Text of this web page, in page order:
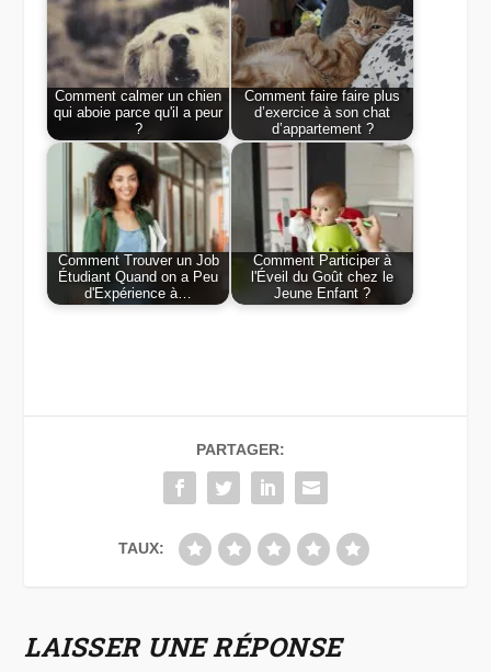
Comment calmer un chien
qui aboie parce qu'il a peur
?
Comment faire faire plus
d’exercice à son chat
d’appartement ?
Comment Trouver un Job
Étudiant Quand on a Peu
d'Expérience à…
Comment Participer à
l'Éveil du Goût chez le
Jeune Enfant ?
PARTAGER:
TAUX:
LAISSER UNE RÉPONSE